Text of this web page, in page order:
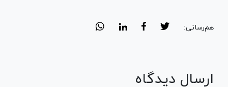
هم‌رسانی:
ارسال دیدگاه